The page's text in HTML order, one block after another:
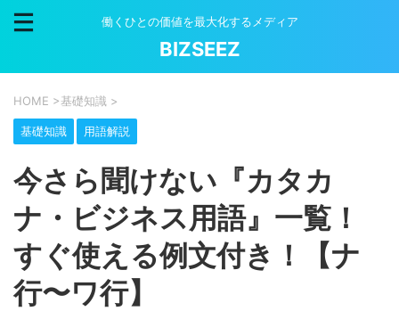
働くひとの価値を最大化するメディア
BIZSEEZ
HOME >基礎知識 >
基礎知識 用語解説
今さら聞けない『カタカ
ナ・ビジネス用語』一覧！
すぐ使える例文付き！【ナ
行〜ワ行】